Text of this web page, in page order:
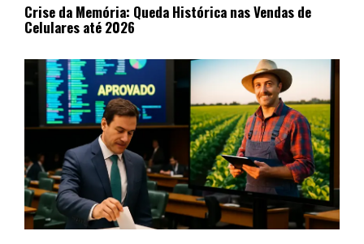
Crise da Memória: Queda Histórica nas Vendas de
Celulares até 2026